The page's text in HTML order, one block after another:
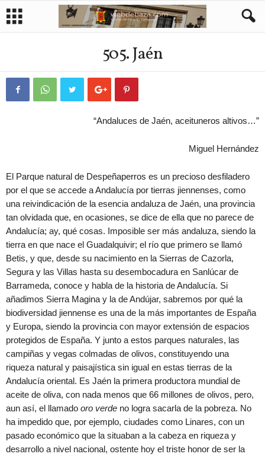
505. Jaén
“Andaluces de Jaén, aceituneros altivos…”
Miguel Hernández
El Parque natural de Despeñaperros es un precioso desfiladero
por el que se accede a Andalucía por tierras jiennenses, como
una reivindicación de la esencia andaluza de Jaén, una provincia
tan olvidada que, en ocasiones, se dice de ella que no parece de
Andalucía; ay, qué cosas. Imposible ser más andaluza, siendo la
tierra en que nace el Guadalquivir; el río que primero se llamó
Betis, y que, desde su nacimiento en la Sierras de Cazorla,
Segura y las Villas hasta su desembocadura en Sanlúcar de
Barrameda, conoce y habla de la historia de Andalucía. Si
añadimos Sierra Magina y la de Andújar, sabremos por qué la
biodiversidad jiennense es una de la más importantes de España
y Europa, siendo la provincia con mayor extensión de espacios
protegidos de España. Y junto a estos parques naturales, las
campiñas y vegas colmadas de olivos, constituyendo una
riqueza natural y paisajística sin igual en estas tierras de la
Andalucía oriental. Es Jaén la primera productora mundial de
aceite de oliva, con nada menos que 66 millones de olivos, pero,
aun así, el llamado oro verde no logra sacarla de la pobreza. No
ha impedido que, por ejemplo, ciudades como Linares, con un
pasado económico que la situaban a la cabeza en riqueza y
desarrollo a nivel nacional, ostente hoy el triste honor de ser la